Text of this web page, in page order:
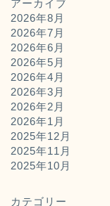
アーカイブ
2026年8月
2026年7月
2026年6月
2026年5月
2026年4月
2026年3月
2026年2月
2026年1月
2025年12月
2025年11月
2025年10月
カテゴリー